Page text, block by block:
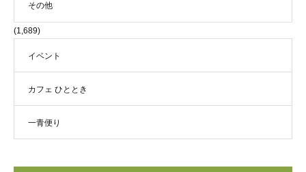
その他
(1,689)
イベント
カフェ ひととき
一青便り